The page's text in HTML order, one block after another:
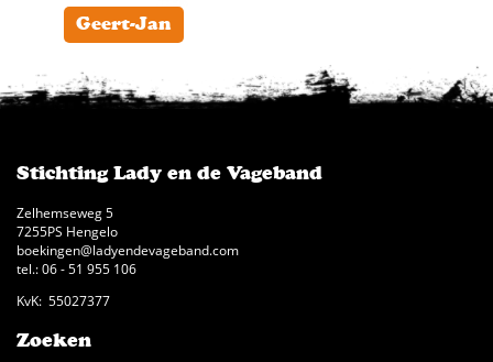
Geert-Jan
Stichting Lady en de Vageband
Zelhemseweg 5
7255PS Hengelo
boekingen@ladyendevageband.com
tel.: 06 - 51 955 106
KvK: 55027377
Zoeken